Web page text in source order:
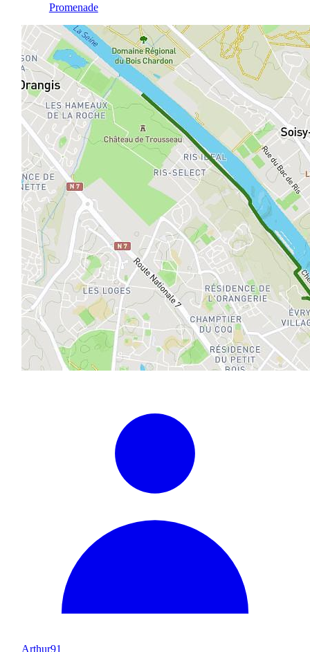
Promenade
Arthur91